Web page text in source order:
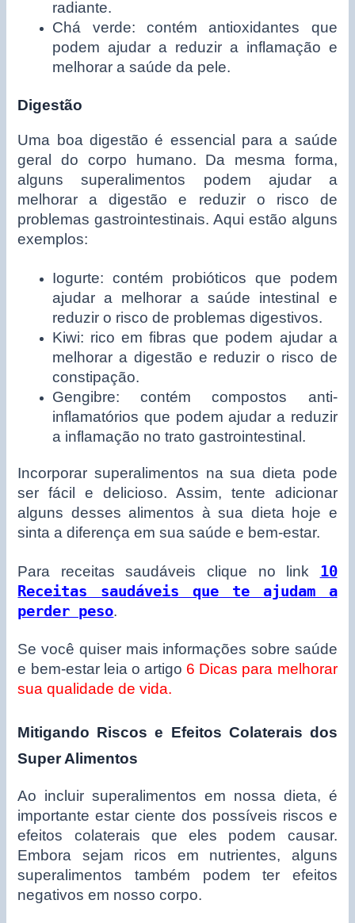
radiante.
Chá verde: contém antioxidantes que
podem ajudar a reduzir a inflamação e
melhorar a saúde da pele.
Digestão
Uma boa digestão é essencial para a saúde
geral do corpo humano. Da mesma forma,
alguns superalimentos podem ajudar a
melhorar a digestão e reduzir o risco de
problemas gastrointestinais. Aqui estão alguns
exemplos:
Iogurte: contém probióticos que podem
ajudar a melhorar a saúde intestinal e
reduzir o risco de problemas digestivos.
Kiwi: rico em fibras que podem ajudar a
melhorar a digestão e reduzir o risco de
constipação.
Gengibre: contém compostos anti-
inflamatórios que podem ajudar a reduzir
a inflamação no trato gastrointestinal.
Incorporar superalimentos na sua dieta pode
ser fácil e delicioso. Assim, tente adicionar
alguns desses alimentos à sua dieta hoje e
sinta a diferença em sua saúde e bem-estar.
Para receitas saudáveis clique no link 10
Receitas saudáveis que te ajudam a
perder peso.
Se você quiser mais informações sobre saúde
e bem-estar leia o artigo 6 Dicas para melhorar
sua qualidade de vida.
Mitigando Riscos e Efeitos Colaterais dos
Super Alimentos
Ao incluir superalimentos em nossa dieta, é
importante estar ciente dos possíveis riscos e
efeitos colaterais que eles podem causar.
Embora sejam ricos em nutrientes, alguns
superalimentos também podem ter efeitos
negativos em nosso corpo.